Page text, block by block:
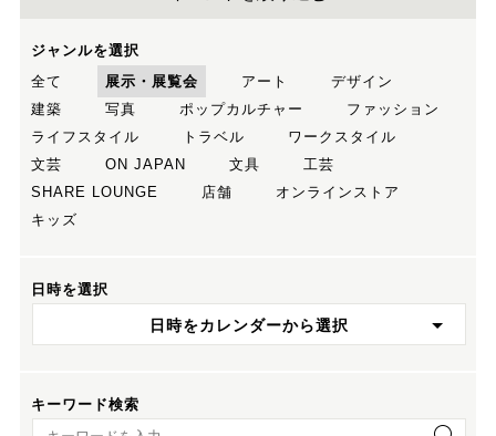
ジャンルを選択
全て
展示・展覧会 アート
デザイン
建築
写真 ポップカルチャー
ファッション
ライフスタイル
トラベル
ワークスタイル
文芸
ON JAPAN 文具
工芸
SHARE LOUNGE
店舗
オンラインストア
キッズ
日時を選択
日時をカレンダーから選択
キーワード検索
キーワード検索